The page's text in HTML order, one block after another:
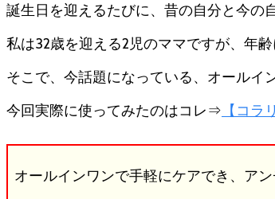
と
し
※
コ
が
悪
評
誕生日を迎えるたびに、昔の自分と今の
私は32歳を迎える2児のママですが、年
そこで、今話題になっている、オールイ
今回実際に使ってみたのはコレ⇒ 【コ
オールインワンで手軽にケアでき、ア